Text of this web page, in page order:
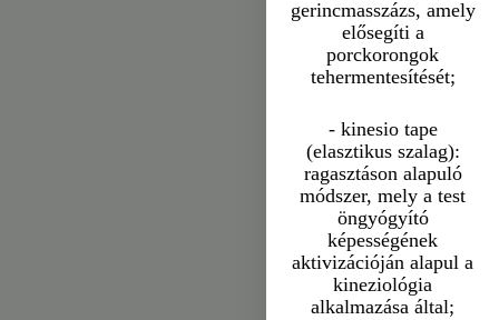
gerincmasszázs, amely
elősegíti a
porckorongok
tehermentesítését;
- kinesio tape
(elasztikus szalag):
ragasztáson alapuló
módszer, mely a test
öngyógyító
képességének
aktivizációján alapul a
kineziológia
alkalmazása által;